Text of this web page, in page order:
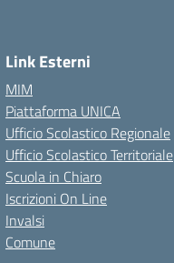
Link Esterni
MIM
Piattaforma UNICA
Ufficio Scolastico Regionale
Ufficio Scolastico Territoriale
Scuola in Chiaro
Iscrizioni On Line
Invalsi
Comune